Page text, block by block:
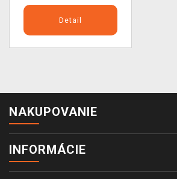
Detail
NAKUPOVANIE
INFORMÁCIE